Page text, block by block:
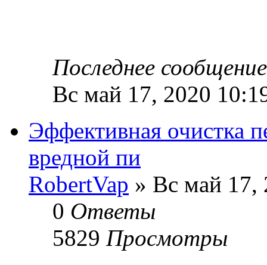
Последнее
Вс май 17, 2020
Эффективная очистка
вредной пи
RobertVap » Вс май 17,
0 Ответы
5829 Просмотры